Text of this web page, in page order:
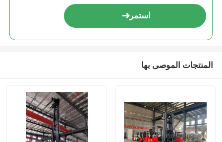
استمر
المنتجات الموصى بها